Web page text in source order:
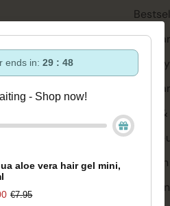
via:
Bath
Welzijn
Merken
ends in:29 : 47
- Shop now!
aloe vera hair gel mini,
€7.95